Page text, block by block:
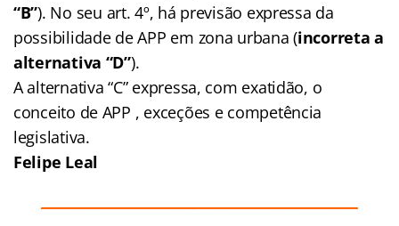
“B”). No seu art. 4º, há previsão expressa da
possibilidade de APP em zona urbana (incorreta a
alternativa “D”).
A alternativa “C” expressa, com exatidão, o
conceito de APP , exceções e competência
legislativa.
Felipe Leal